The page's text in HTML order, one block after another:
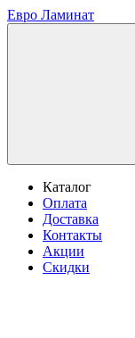
Евро Ламинат
Каталог
Оплата
Доставка
Контакты
Акции
Скидки